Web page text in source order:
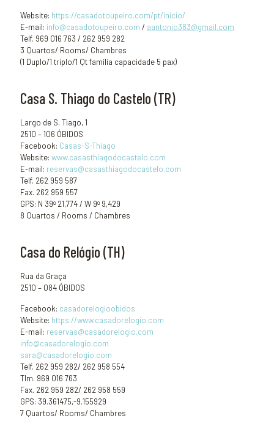
Website: https://casadotoupeiro.com/pt/inicio/
E-mail: info@casadotoupeiro.com / aantonio383@gmail.com
Telf. 969 016 763 / 262 959 282
3 Quartos/ Rooms/ Chambres
(1 Duplo/1 triplo/1 Qt família capacidade 5 pax)
Casa S. Thiago do Castelo (TR)
Largo de S. Tiago, 1
2510 – 106 ÓBIDOS
Facebook: Casas-S-Thiago
Website: www.casasthiagodocastelo.com
E-mail: reservas@casasthiagodocastelo.com
Telf. 262 959 587
Fax. 262 959 557
GPS: N 39º 21,774 / W 9º 9,429
8 Quartos / Rooms / Chambres
Casa do Relógio (TH)
Rua da Graça
2510 – 084 ÓBIDOS
Facebook: casadorelogioobidos
Website: https://www.casadorelogio.com
E-mail: reservas@casadorelogio.com
info@casadorelogio.com
sara@casadorelogio.com
Telf. 262 959 282/ 262 958 554
Tlm. 969 016 763
Fax. 262 959 282/ 262 958 559
GPS: 39.361475,-9.155929
7 Quartos/ Rooms/ Chambres